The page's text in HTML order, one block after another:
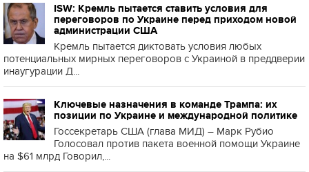
ISW: Кремль пытается ставить условия для
переговоров по Украине перед приходом новой
администрации США
Кремль пытается диктовать условия любых
потенциальных мирных переговоров с Украиной в преддверии
инаугурации Д...
Ключевые назначения в команде Трампа: их
позиции по Украине и международной политике
Госсекретарь США (глава МИД) – Марк Рубио
Голосовал против пакета военной помощи Украине
на $61 млрд Говорил,...